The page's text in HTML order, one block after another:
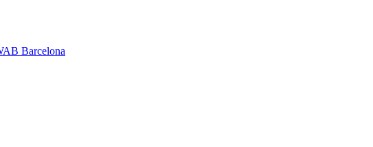
Barcelona